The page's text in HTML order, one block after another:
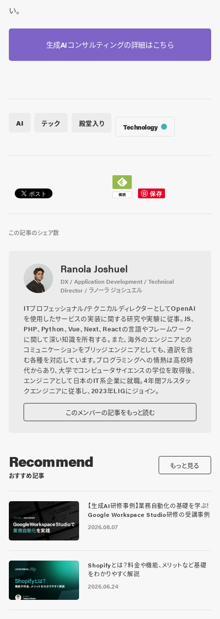
い。
生成AIコンサルティングの詳細はこちら
AI テック 殿堂入り Technology
この記事のシェア数
Ranola Joshuel
DX / Application Development / Technical
Director / ラノーラ ジョシュエル
ITプロフェッショナル/テクニカルディレクターとしてOpenAI
を使用したサービスの実装に関する研究や実験に従事。JS、
PHP、Python、Vue、Next、Reactの言語やフレームワーク
に関して深い知識を所有する。また、海外のエンジニアとの
コミュニケーションをブリッジエンジニアとしても、通訳を含
む各種を対応しています。プログラミングへの情熱は高校時
代からあり、大学でコンピュータサイエンスの学位を取得後、
エンジニアとして日本のIT系企業に就職。4年間フルスタッ
クエンジニアに従事し、2023年LIGにジョイン。
このメンバーの記事をもっと読む
Recommend
おすすめ記事
もっと見る
【生成AI研修事例】業務自動化の基礎を学ぶ！
Google Workspace Studio研修の受講事例
2026.08.07
Shopifyとは？料金や機能、メリットなど基礎
をわかりやすく解説
2026.06.24